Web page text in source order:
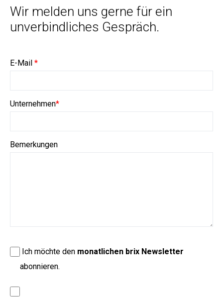
Wir melden uns gerne für ein
unverbindliches Gespräch.
E-Mail *
Unternehmen*
Bemerkungen
Ich möchte den monatlichen brix Newsletter
abonnieren.